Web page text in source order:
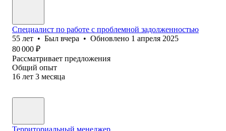
Специалист по работе с проблемной задолженностью
55 лет • Был вчера • Обновлено 1 апреля 2025
80 000 ₽
Рассматривает предложения
Общий опыт
16 лет 3 месяца
Территориальный менеджер